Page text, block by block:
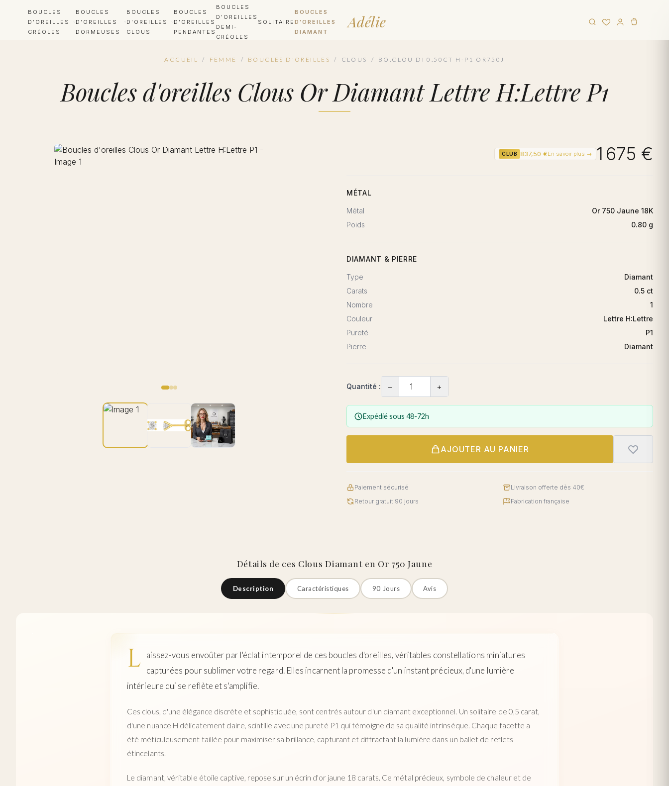
BOUCLES
D'OREILLES
CRÉOLES
BOUCLES
D'OREILLES
DORMEUSES
BOUCLES
D'OREILLES
CLOUS
BOUCLES
D'OREILLES
PENDANTES
BOUCLES
D'OREILLES
DEMI-
CRÉOLES
SOLITAIRE
BOUCLES
D'OREILLES
DIAMANT
Adélie
ACCUEIL / FEMME / BOUCLES D'OREILLES / CLOUS / BO.CLOU DI 0.50CT H-P1 OR750J
Boucles d'oreilles Clous Or Diamant Lettre H:Lettre P1
CLUB 837,50 €En savoir plus → 1 675 €
MÉTAL
Métal
Or 750 Jaune 18K
Poids
0.80 g
DIAMANT & PIERRE
Type
Diamant
Carats
0.5 ct
Nombre
1
Couleur
Lettre H:Lettre
Pureté
P1
Pierre
Diamant
Quantité : − +
Expédié sous 48-72h
AJOUTER AU PANIER
Paiement sécurisé
Livraison offerte dès 40€
Retour gratuit 90 jours
Fabrication française
Détails de ces Clous Diamant en Or 750 Jaune
Description Caractéristiques 90 Jours Avis
L
aissez-vous envoûter par l'éclat intemporel de ces boucles d'oreilles, véritables constellations miniatures
capturées pour sublimer votre regard. Elles incarnent la promesse d'un instant précieux, d'une lumière
intérieure qui se reflète et s'amplifie.
Ces clous, d'une élégance discrète et sophistiquée, sont centrés autour d'un diamant exceptionnel. Un solitaire de 0,5 carat,
d'une nuance H délicatement claire, scintille avec une pureté P1 qui témoigne de sa qualité intrinsèque. Chaque facette a
été méticuleusement taillée pour maximiser sa brillance, capturant et diffractant la lumière dans un ballet de reflets
étincelants.
Le diamant, véritable étoile captive, repose sur un écrin d'or jaune 18 carats. Ce métal précieux, symbole de chaleur et de